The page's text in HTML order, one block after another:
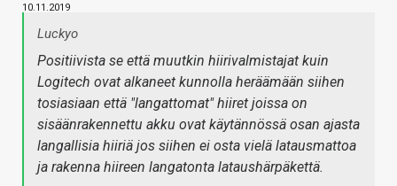
10.11.2019
Luckyo
Positiivista se että muutkin hiirivalmistajat kuin
Logitech ovat alkaneet kunnolla heräämään siihen
tosiasiaan että "langattomat" hiiret joissa on
sisäänrakennettu akku ovat käytännössä osan ajasta
langallisia hiiriä jos siihen ei osta vielä latausmattoa
ja rakenna hiireen langatonta lataushärpäkettä.